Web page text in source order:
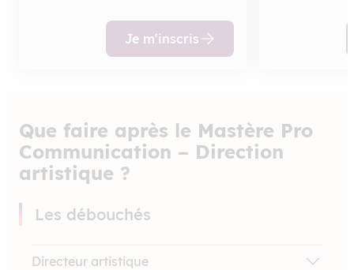
Je m'inscris
Que faire après le Mastère Pro
Communication – Direction
artistique ?
Les débouchés
Directeur artistique